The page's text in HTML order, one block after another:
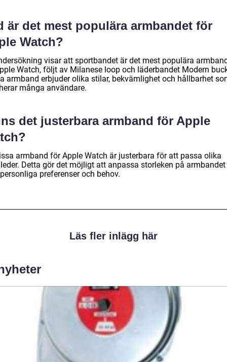
är det mest populära armbandet för
Watch?
visar att sportbandet är det mest populära
Watch, följt av Milanese loop och läderbandet Modern
armband erbjuder olika stilar, bekvämlighet och hållbarhet
många användare.
det justerbara armband för Apple
armband för Apple Watch är justerbara för att passa olika
Detta gör det möjligt att anpassa storleken på
preferenser och behov.
Läs fler inlägg här